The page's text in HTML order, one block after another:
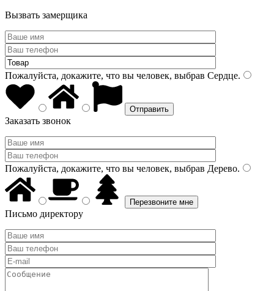
Вызвать замерщика
Пожалуйста, докажите, что вы человек, выбрав Сердце.
Заказать звонок
Пожалуйста, докажите, что вы человек, выбрав Дерево.
Письмо директору